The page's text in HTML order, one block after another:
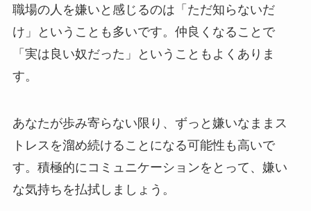
職場の人を嫌いと感じるのは「ただ知らないだ
け」ということも多いです。仲良くなることで
「実は良い奴だった」ということもよくありま
す。
あなたが歩み寄らない限り、ずっと嫌いなままス
トレスを溜め続けることになる可能性も高いで
す。積極的にコミュニケーションをとって、嫌い
な気持ちを払拭しましょう。